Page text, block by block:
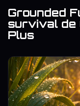
Grounded
survival de
Plus